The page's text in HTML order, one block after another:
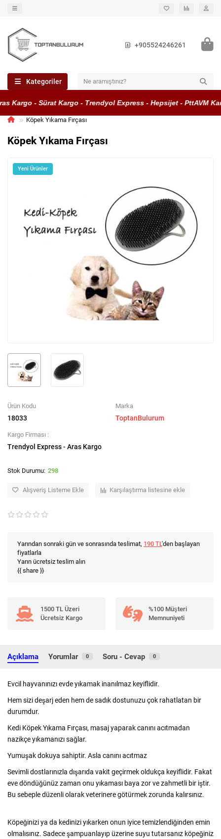
+905524246261
Kategoriler
Kargo - Sürat Kargo - Trendyol Express - Hepsijet - PttAVM
Köpek Yıkama Fırçası
Köpek Yıkama Fırçası
Yeni Ürünler
Ürün Kodu
18033
Marka
ToptanBulurum
Kargo Firması :
Trendyol Express - Aras Kargo
298
Alışveriş Listeme Ekle Karşılaştırma listesine ekle
Yarından sonraki gün ve sonrasında teslimat, 190 TL'den başlayan
fiyatlarla
Yarın ücretsiz teslim alın
{{ share }}
1500 TL Üzeri
Ücretsiz Kargo
%100 Müşteri
Memnuniyeti
Açıklama Yorumlar 0 Soru - Cevap 0
Evcil hayvanınızı evde yıkamak inanılmaz keyiflidir.
Hem sizi deşarj eden hem de sadık dostunuzu çok rahatlatan bir
durumdur.
Kedi Köpek Yıkama Fırçası, masaj yaparak canını acıtmadan
nazikçe yıkamanızı sağlar.
Yumuşak dokuya sahiptir. Asla canını acıtmaz
Sevimli dostlarınızla dışarıda vakit geçirmek oldukça keyiflidir. Fakat
eve döndüğünüz zaman onu yıkaması baya zor ve zahmetli bir iştir.
Bu sebeple düzenli olarak veterinere götürmek zorunda kalırsınız.
Köpeğinizi ya da kedinizi yıkarken onun iyice temizlendiğinden emin
olmalısınız. Sadece şampuanlayıp üzerine suyu tutarsanız köpeğiniz